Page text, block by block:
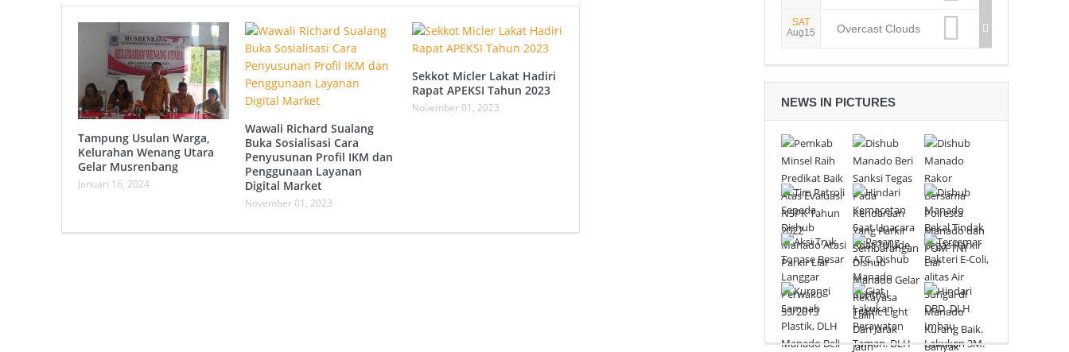
Tampung Usulan Warga,
Kelurahan Wenang Utara
Gelar Musrenbang
Januari 16, 2024
Wawali Richard Sualang
Buka Sosialisasi Cara
Penyusunan Profil IKM dan
Penggunaan Layanan
Digital Market
November 01, 2023
Sekkot Micler Lakat Hadiri
Rapat APEKSI Tahun 2023
November 01, 2023
SAT
Aug15
Overcast Clouds
NEWS IN PICTURES